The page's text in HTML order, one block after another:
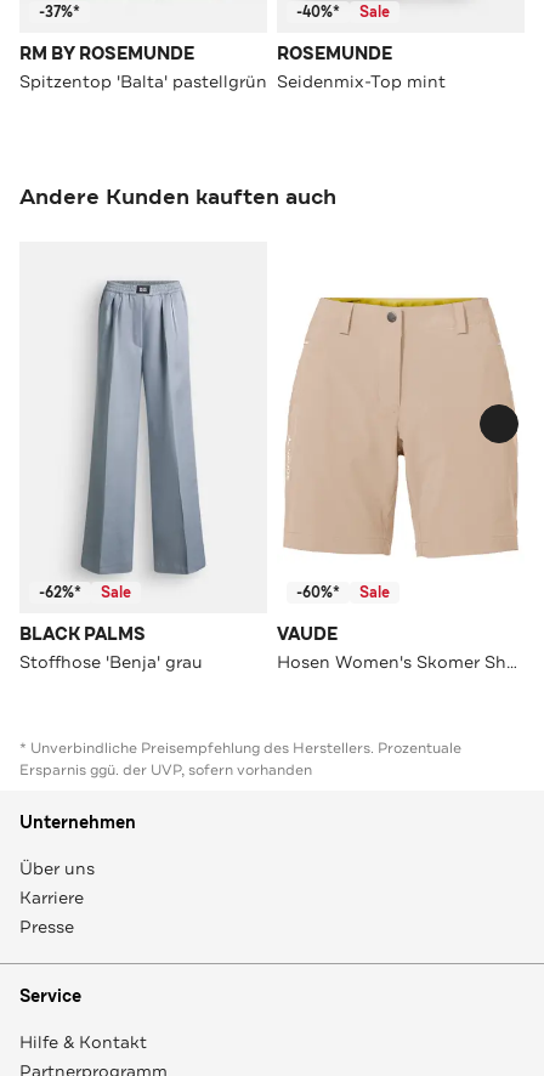
-37%*
RM BY ROSEMUNDE
Spitzentop 'Balta' pastellgrün
-40%* Sale
ROSEMUNDE
Seidenmix-Top mint
Andere Kunden kauften auch
-62%* Sale
BLACK PALMS
Stoffhose 'Benja' grau
-60%* Sale
VAUDE
Hosen Women's Skomer Shorts III
* Unverbindliche Preisempfehlung des Herstellers. Prozentuale
Ersparnis ggü. der UVP, sofern vorhanden
Unternehmen
Über uns
Karriere
Presse
Service
Hilfe & Kontakt
Partnerprogramm